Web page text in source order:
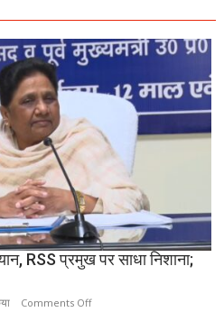
2047
तक
हरियाणा
स्वास्थ्य
क्षेत्र
में
बनाएंगे
राज्य
RSS प्रमुख पर साधा निशाना;
Comments Offon